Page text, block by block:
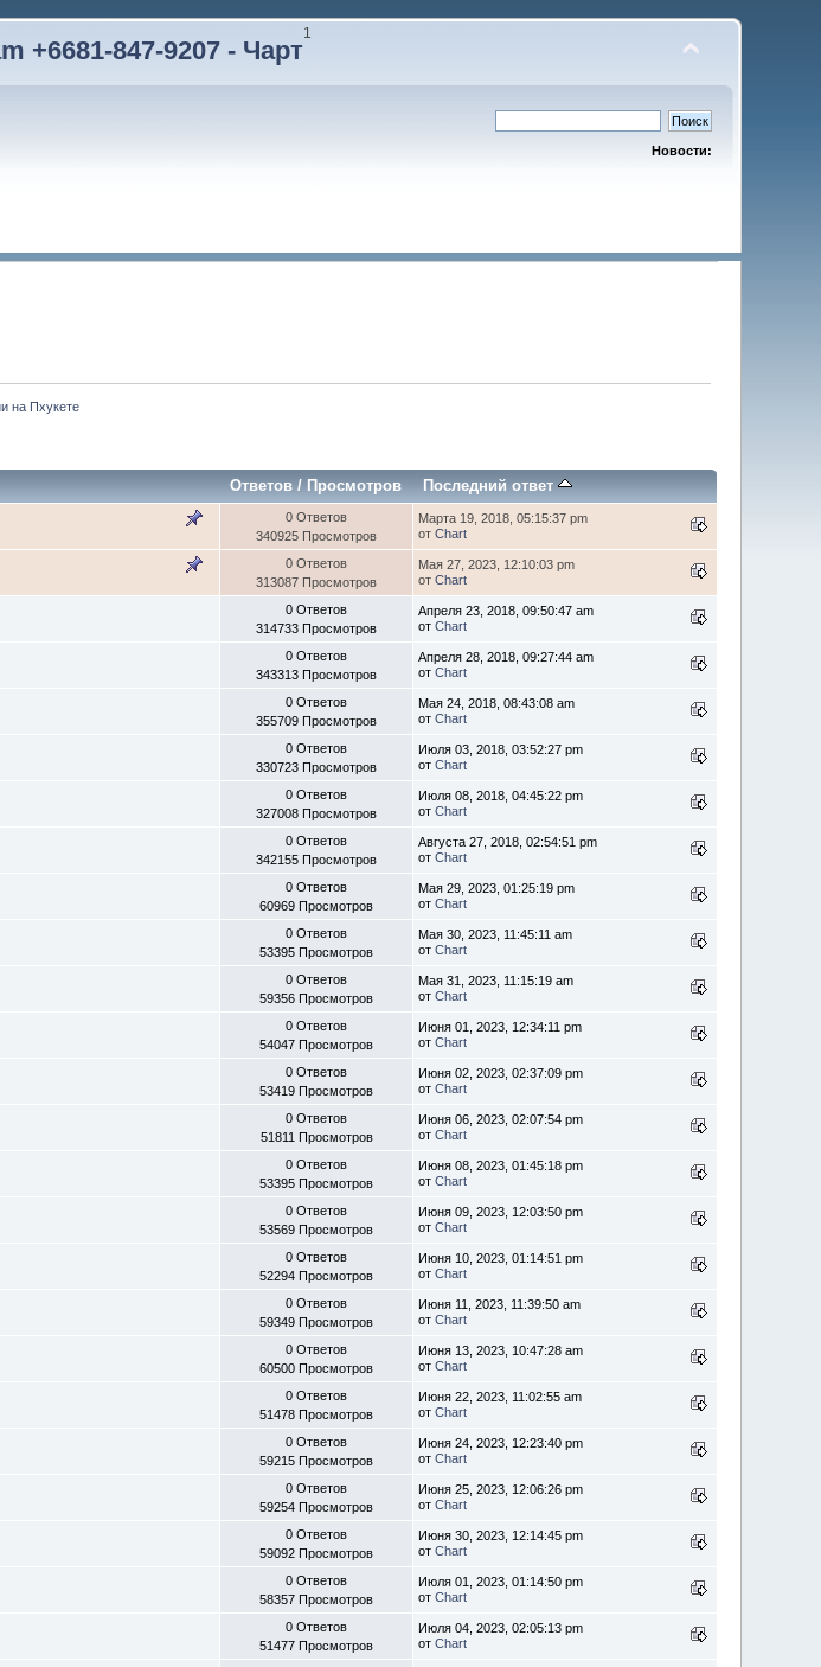
+6681-847-9207 - Чарт
1
Новости:
на Пхукете
Ответов / Просмотров Последний ответ
0 Ответов
340925 Просмотров
Марта 19, 2018, 05:15:37 pm
отChart
0 Ответов
313087 Просмотров
Мая 27, 2023, 12:10:03 pm
отChart
0 Ответов
314733 Просмотров
Апреля 23, 2018, 09:50:47 am
отChart
0 Ответов
343313 Просмотров
Апреля 28, 2018, 09:27:44 am
отChart
0 Ответов
355709 Просмотров
Мая 24, 2018, 08:43:08 am
отChart
0 Ответов
330723 Просмотров
Июля 03, 2018, 03:52:27 pm
отChart
0 Ответов
327008 Просмотров
Июля 08, 2018, 04:45:22 pm
отChart
0 Ответов
342155 Просмотров
Августа 27, 2018, 02:54:51 pm
отChart
0 Ответов
60969 Просмотров
Мая 29, 2023, 01:25:19 pm
отChart
0 Ответов
53395 Просмотров
Мая 30, 2023, 11:45:11 am
отChart
0 Ответов
59356 Просмотров
Мая 31, 2023, 11:15:19 am
отChart
0 Ответов
54047 Просмотров
Июня 01, 2023, 12:34:11 pm
отChart
0 Ответов
53419 Просмотров
Июня 02, 2023, 02:37:09 pm
отChart
0 Ответов
51811 Просмотров
Июня 06, 2023, 02:07:54 pm
отChart
0 Ответов
53395 Просмотров
Июня 08, 2023, 01:45:18 pm
отChart
0 Ответов
53569 Просмотров
Июня 09, 2023, 12:03:50 pm
отChart
0 Ответов
52294 Просмотров
Июня 10, 2023, 01:14:51 pm
отChart
0 Ответов
59349 Просмотров
Июня 11, 2023, 11:39:50 am
отChart
0 Ответов
60500 Просмотров
Июня 13, 2023, 10:47:28 am
отChart
0 Ответов
51478 Просмотров
Июня 22, 2023, 11:02:55 am
отChart
0 Ответов
59215 Просмотров
Июня 24, 2023, 12:23:40 pm
отChart
0 Ответов
59254 Просмотров
Июня 25, 2023, 12:06:26 pm
отChart
0 Ответов
59092 Просмотров
Июня 30, 2023, 12:14:45 pm
отChart
0 Ответов
58357 Просмотров
Июля 01, 2023, 01:14:50 pm
отChart
0 Ответов
51477 Просмотров
Июля 04, 2023, 02:05:13 pm
отChart